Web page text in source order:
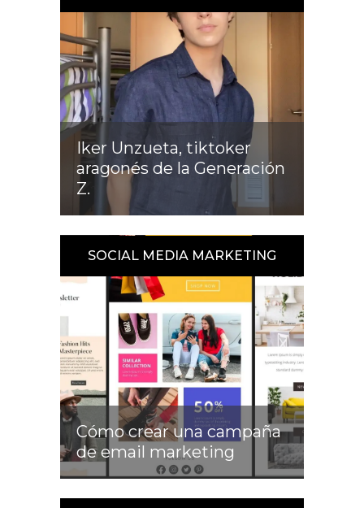
Iker Unzueta, tiktoker
aragonés de la Generación
Z.
SOCIAL MEDIA MARKETING
Cómo crear una campaña
de email marketing